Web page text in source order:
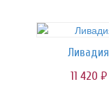
Ливадия
11 420 руб.